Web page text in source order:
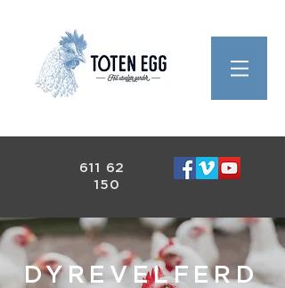
611 62
150
DYREVELFERD